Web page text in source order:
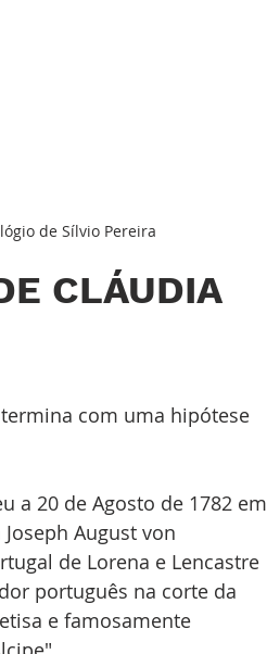
de Sílvio Pereira
CLÁUDIA
com uma hipótese
a 20 de Agosto de 1782 em
August von
de Lorena e Lencastre
português na corte da
e famosamente